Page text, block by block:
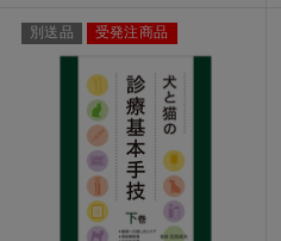
別送品 受発注商品